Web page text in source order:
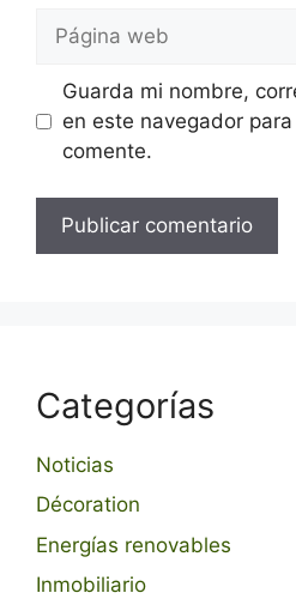
Página
Guarda mi nombre,
en este navegador
comente.
Categorías
Noticias
Décoration
Energías renovables
Inmobiliario